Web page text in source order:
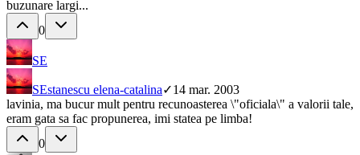
buzunare largi...
0
SE
SEstanescu elena-catalina✓14 mar. 2003
lavinia, ma bucur mult pentru recunoasterea \"oficiala\" a valorii tale,
eram gata sa fac propunerea, imi statea pe limba!
0